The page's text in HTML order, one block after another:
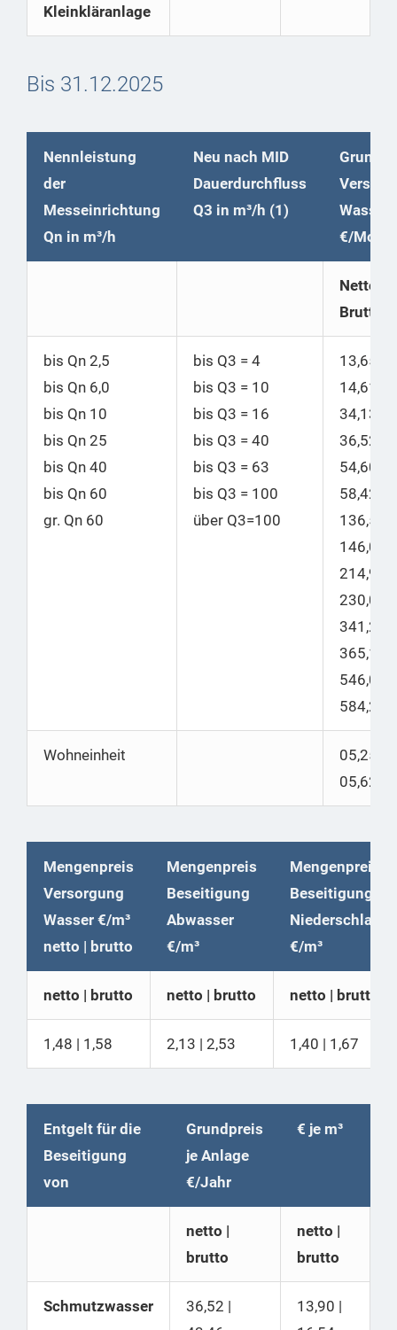
Kleinkläranlage
Bis 31.12.2025
Nennleistung
der
Messeinrichtung
Qn in m³/h
Neu nach MID
Dauerdurchfluss
Q3 in m³/h (1)
Wasser
€/Monat
Netto |
Brutto
bis Qn 2,5
bis Qn 6,0
bis Qn 10
bis Qn 25
bis Qn 40
bis Qn 60
gr. Qn 60
bis Q3 = 4
bis Q3 = 10
bis Q3 = 16
bis Q3 = 40
bis Q3 = 63
bis Q3 = 100
über Q3=100
13,65
14,61
34,13
36,52
54,60
58,42
136,50
146,06
214,99
230,04
341,25
365,14
546,00
584,22
Wohneinheit
05,25 |
05,62
Mengenpreis
Versorgung
Wasser €/m³
netto | brutto
Mengenpreis
Beseitigung
Abwasser
€/m³
Mengenpreis
Beseitigung
€/m³
netto | brutto netto | brutto netto | brutto
1,48 | 1,58 2,13 | 2,53 1,40 | 1,67
Entgelt für die
Beseitigung
von
Grundpreis
je Anlage
€/Jahr
€ je m³
netto |
brutto
netto |
brutto
Schmutzwasser
36,52 |
13,90 |